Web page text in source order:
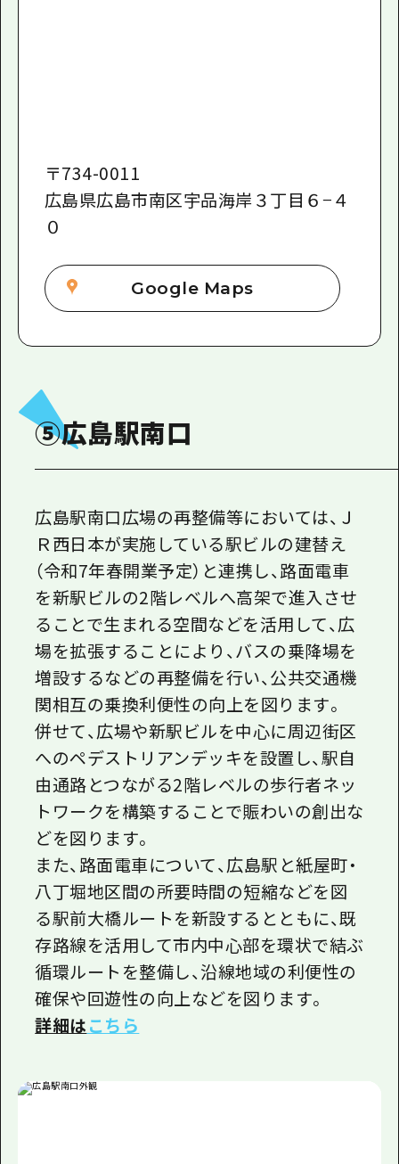
〒734-0011
広島県広島市南区宇品海岸３丁目６−４
０
Google Maps
⑤広島駅南口
広島駅南口広場の再整備等においては、Ｊ
Ｒ西日本が実施している駅ビルの建替え
（令和7年春開業予定）と連携し、路面電車
を新駅ビルの2階レベルへ高架で進入させ
ることで生まれる空間などを活用して、広
場を拡張することにより、バスの乗降場を
増設するなどの再整備を行い、公共交通機
関相互の乗換利便性の向上を図ります。
併せて、広場や新駅ビルを中心に周辺街区
へのペデストリアンデッキを設置し、駅自
由通路とつながる2階レベルの歩行者ネッ
トワークを構築することで賑わいの創出な
どを図ります。
また、路面電車について、広島駅と紙屋町・
八丁堀地区間の所要時間の短縮などを図
る駅前大橋ルートを新設するとともに、既
存路線を活用して市内中心部を環状で結ぶ
循環ルートを整備し、沿線地域の利便性の
確保や回遊性の向上などを図ります。
詳細はこちら